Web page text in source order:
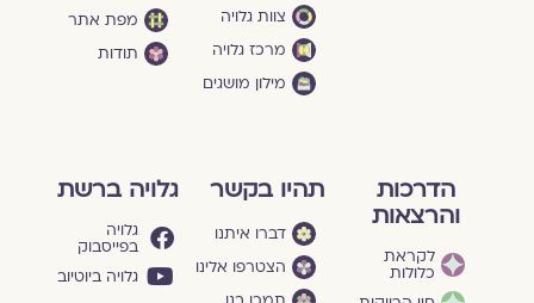
צוות גלויה
מרכז גלויה
מילון מושגים
מפת אתר
תודות
הדרכות
והרצאות
לקראת
כלולות
תהיו בקשר
דברו איתנו
הצטרפו אלינו
גלויה ברשת
גלויה
בפייסבוק
גלויה ביוטיוב